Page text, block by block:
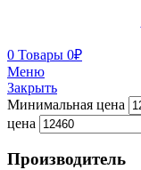
0 Товары 0₽
Меню
Закрыть
Минимальная цена
цена
Производитель